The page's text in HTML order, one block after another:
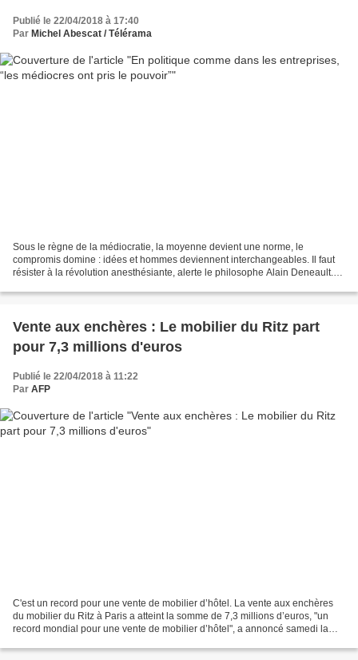
Publié le 22/04/2018 à 17:40
Par Michel Abescat / Télérama
Sous le règne de la médiocratie, la moyenne devient une norme, le
compromis domine : idées et hommes deviennent interchangeables. Il faut
résister à la révolution anesthésiante, alerte le philosophe Alain Deneault.
Vente aux enchères : Le mobilier du Ritz part
pour 7,3 millions d'euros
Publié le 22/04/2018 à 11:22
Par AFP
C'est un record pour une vente de mobilier d’hôtel. La vente aux enchères
du mobilier du Ritz à Paris a atteint la somme de 7,3 millions d’euros, "un
record mondial pour une vente de mobilier d’hôtel", a annoncé samedi la